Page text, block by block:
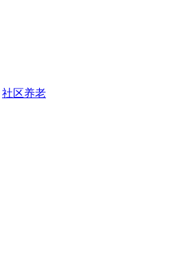
社区养老